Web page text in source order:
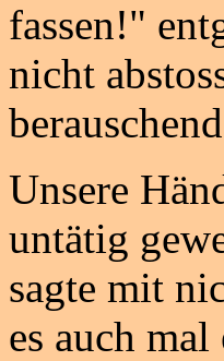
fassen!"
nicht
Unsere
untätig
sagte mit
es auch